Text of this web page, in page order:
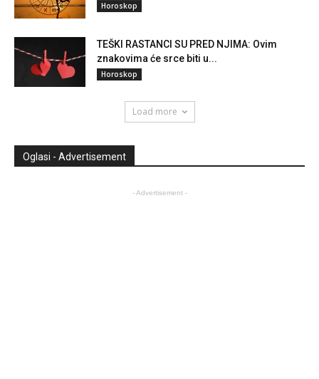
Horoskop
TEŠKI RASTANCI SU PRED NJIMA: Ovim
znakovima će srce biti u...
Horoskop
Load more
Oglasi - Advertisement
- Advertisement -